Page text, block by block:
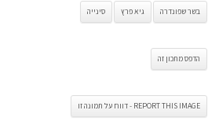
בשר שפונדרה
גיא פרץ סינייה
הדפס מתכון זה
REPORT THIS IMAGE - דווח על תמונה זו